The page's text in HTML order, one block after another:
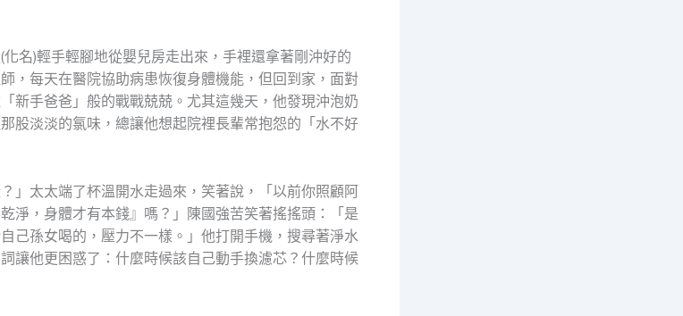
名)輕手輕腳地從嬰兒房走出來，手裡還拿著剛沖好的
，每天在醫院協助病患恢復身體機能，但回到家，面對
新手爸爸」般的戰戰兢兢。尤其這幾天，他發現沖泡奶
股淡淡的氯味，總讓他想起院裡長輩常抱怨的「水不好
」太太端了杯溫開水走過來，笑著說，「以前你照顧阿
淨，身體才有本錢』嗎？」陳國強苦笑著搖搖頭：「是
己孫女喝的，壓力不一樣。」他打開手機，搜尋著淨水
讓他更困惑了：什麼時候該自己動手換濾芯？什麼時候